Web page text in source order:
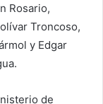
Rosario,
Troncoso,
y Edgar
de